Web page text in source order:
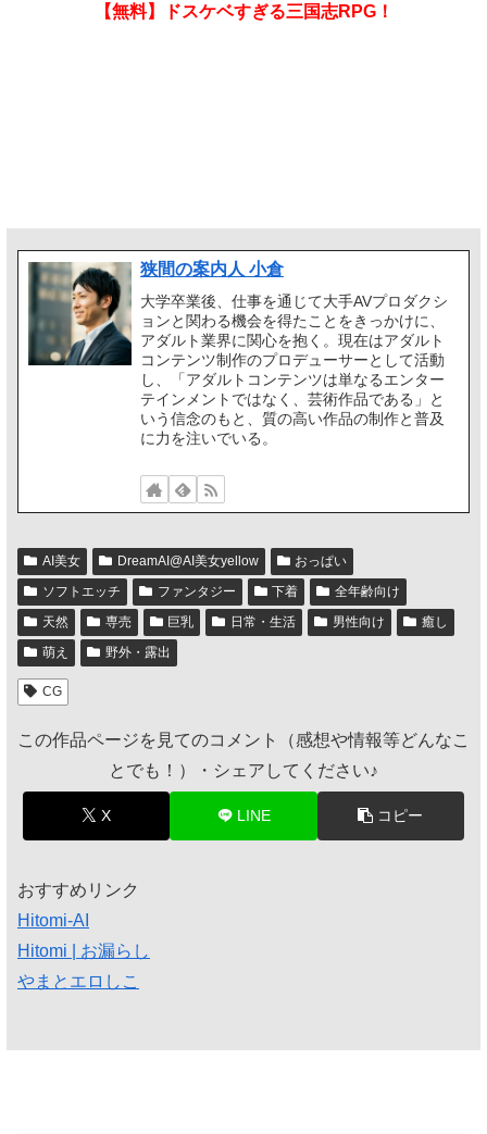
【無料】ドスケベすぎる三国志RPG！
狭間の案内人 小倉
大学卒業後、仕事を通じて大手AVプロダクシ
ョンと関わる機会を得たことをきっかけに、
アダルト業界に関心を抱く。現在はアダルト
コンテンツ制作のプロデューサーとして活動
し、「アダルトコンテンツは単なるエンター
テインメントではなく、芸術作品である」と
いう信念のもと、質の高い作品の制作と普及
に力を注いでいる。
AI美女 DreamAI@AI美女yellow
おっぱい
ソフトエッチ
ファンタジー 下着
全年齢向け
天然
専売 巨乳 日常・生活 男性向け
癒し
萌え
野外・露出
CG
この作品ページを見てのコメント（感想や情報等どんなこ
とでも！）・シェアしてください♪
X LINE コピー
おすすめリンク
Hitomi-AI
Hitomi | お漏らし
やまとエロしこ